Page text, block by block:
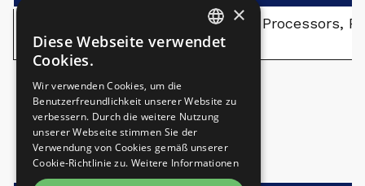
I/O Board, MX-E and MX-U Series Processors,
Mountable, no isolation
I/O-KABEL
ENGLISH
GERMAN
×
Diese Webseite verwendet
Cookies.
Wir verwenden Cookies, um die
Benutzerfreundlichkeit unserer Website zu
verbessern. Durch die weitere Nutzung
unserer Webseite stimmen Sie der
Verwendung von Cookies gemäß unserer
Cookie-Richtlinie zu. Weitere Informationen